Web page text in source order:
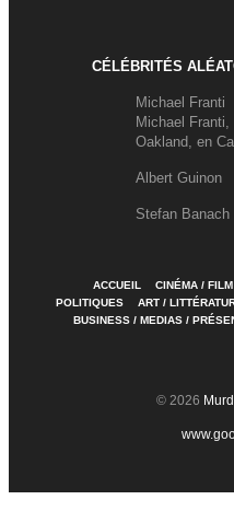
CÉLÉBRITÉS
Michael Franti
Michael
Oakland, en
Albert Guinon
Stefan Banach
ACCUEIL CINÉMA /
POLITIQUES
ART /
BUSINESS / MEDIAS /
© 2026